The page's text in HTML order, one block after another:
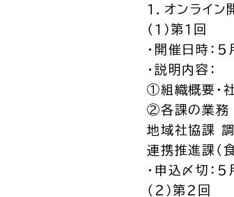
１．オンライン
（１）第１回
・開催日時：５
・説明内容：
①組織概要・社
②各課の業務
地域社協課 調
連携推進課（
・申込〆切：５
（２）第２回